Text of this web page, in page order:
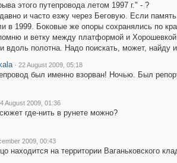
этого путепровода летом 1997 г." - ?
и часто езжу через Беговую. Если
в 1999. Боковые же опоры сохранялись по
и ветку между платформой и
вдоль полотна. Надо поискать, может, найду
· 22 August 2009, 05:18
был именно взорван! Ночью. Был
August 2009, 01:36
где-нить в рунете можно?
2009, 00:43
находится на территории Ваганьковского